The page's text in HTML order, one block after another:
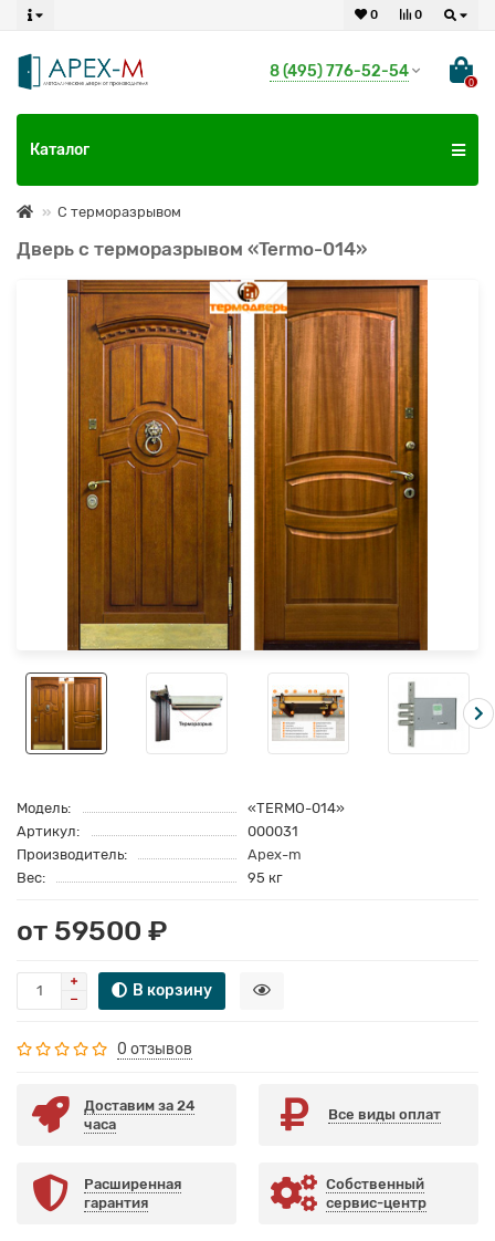
0
0
8 (495) 776-52-54
0
Каталог
С терморазрывом
Дверь с терморазрывом «Termo-014»
Модель:
«TERMO-014»
Артикул:
000031
Производитель:
Apex-m
Вес:
95 кг
от 59500 ₽
В корзину
0 отзывов
Доставим за 24
часа
Все виды оплат
Расширенная
гарантия
Собственный
сервис-центр